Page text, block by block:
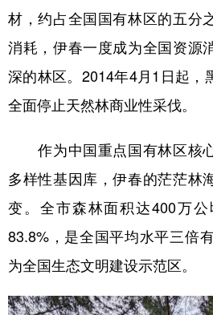
公益 一带一路
文化产业
北京 天津
辽宁 吉林
浙江 安徽
山东 河南
广东 广西
材，约占全国国有林区的五分
消耗，伊春一度成为全国资源
深的林区。2014年4月1日起，
全面停止天然林商业性采伐。
作为中国重点国有林区核心
多样性基因库，伊春的茫茫林
变。全市森林面积达400万
83.8%，是全国平均水平三倍
为全国生态文明建设示范区。